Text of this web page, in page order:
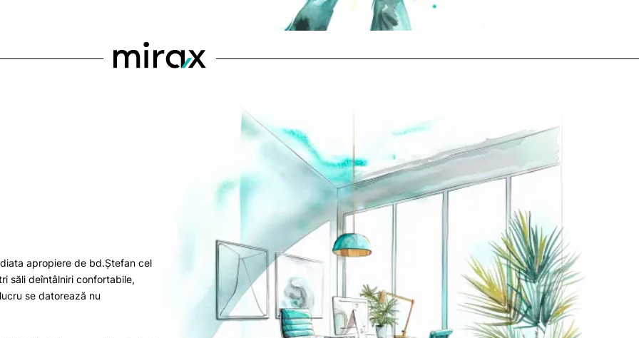
apropiere de bd.Ștefan cel
săli deîntâlniri confortabile,
se datorează nu